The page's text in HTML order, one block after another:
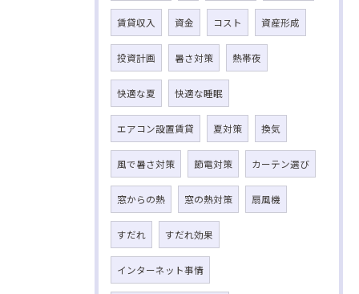
賃貸収入 資金 コスト 資産形成
投資計画 暑さ対策 熱帯夜
快適な夏 快適な睡眠
エアコン設置賃貸 夏対策 換気
風で暑さ対策 節電対策 カーテン選び
窓からの熱 窓の熱対策 扇風機
すだれ すだれ効果
インターネット事情